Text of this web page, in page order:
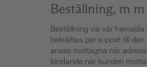
Beställning, m m
Beställning via vår
bekräftas per e-post till
anses mottagna när
bindande när kunden